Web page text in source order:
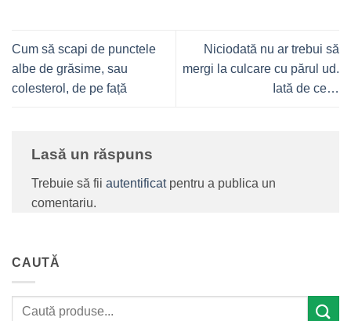
Cum să scapi de punctele
albe de grăsime, sau
colesterol, de pe față
Niciodată nu ar trebui să
mergi la culcare cu părul ud.
Iată de ce…
Lasă un răspuns
Trebuie să fii autentificatpentru a publica un
comentariu.
CAUTĂ